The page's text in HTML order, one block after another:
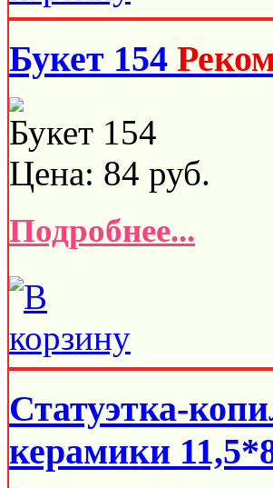
Букет 154
Букет 154
Цена: 84 руб.
Подробнее...
Статуэтка-
керамики